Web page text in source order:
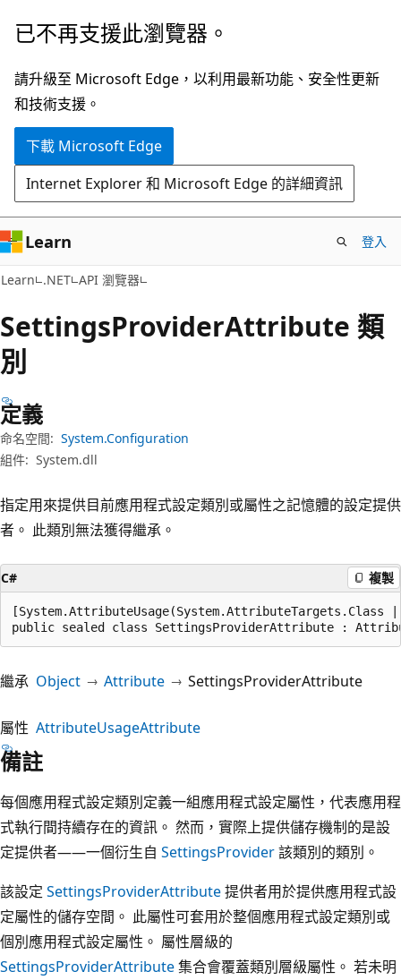
跳
主
要
內
跳
頁
面
內
覽
已不再支援此瀏覽器。
請升級至 Microsoft Edge，以利用最新功能、安全性更新
和技術支援。
下載 Microsoft Edge
Internet Explorer 和 Microsoft Edge 的詳細資訊
Learn 登入
Learn .NET API 瀏覽器
SettingsProviderAttribute 類
別
定義
命名空間: System.Configuration
組件: System.dll
指定用來提供目前應用程式設定類別或屬性之記憶體的設定提供
者。 此類別無法獲得繼承。
C# 複製
public sealed class SettingsProviderAttribute :
繼承 Object Attribute SettingsProviderAttribute
屬性 AttributeUsageAttribute
備註
每個應用程式設定類別定義一組應用程式設定屬性，代表應用程
式執行間持續存在的資訊。 然而，實際上提供儲存機制的是設
定提供者——一個衍生自 SettingsProvider該類別的類別。
該設定 SettingsProviderAttribute提供者用於提供應用程式設
定屬性的儲存空間。 此屬性可套用於整個應用程式設定類別或
個別應用程式設定屬性。 屬性層級的
SettingsProviderAttribute集合會覆蓋類別層級屬性。 若未明